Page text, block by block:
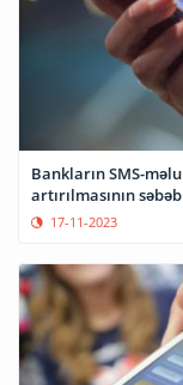
Bankların SMS-
artırılmasının
17-11-2023